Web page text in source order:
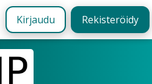
Kirjaudu Rekisteröidy